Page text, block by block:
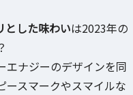
とした味わいは2023年の
エナジーのデザインを同
ースマークやスマイルな